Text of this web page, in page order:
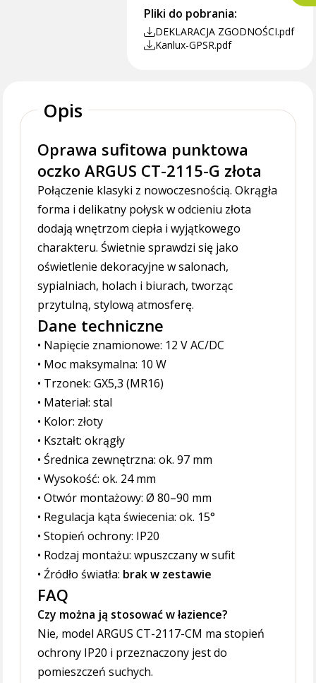
Pliki do pobrania:
DEKLARACJA ZGODNOŚCI.pdf
Kanlux-GPSR.pdf
Opis
Oprawa sufitowa punktowa
oczko ARGUS CT-2115-G złota
Połączenie klasyki z nowoczesnością. Okrągła
forma i delikatny połysk w odcieniu złota
dodają wnętrzom ciepła i wyjątkowego
charakteru. Świetnie sprawdzi się jako
oświetlenie dekoracyjne w salonach,
sypialniach, holach i biurach, tworząc
przytulną, stylową atmosferę.
Dane techniczne
• Napięcie znamionowe: 12 V AC/DC
• Moc maksymalna: 10 W
• Trzonek: GX5,3 (MR16)
• Materiał: stal
• Kolor: złoty
• Kształt: okrągły
• Średnica zewnętrzna: ok. 97 mm
• Wysokość: ok. 24 mm
• Otwór montażowy: Ø 80–90 mm
• Regulacja kąta świecenia: ok. 15°
• Stopień ochrony: IP20
• Rodzaj montażu: wpuszczany w sufit
• Źródło światła: brak w zestawie
FAQ
Czy można ją stosować w łazience?
Nie, model ARGUS CT-2117-CM ma stopień
ochrony IP20 i przeznaczony jest do
pomieszczeń suchych.